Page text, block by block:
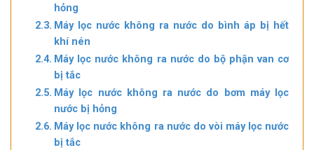
hỏng
Máy lọc nước không ra nước do bình áp bị hết
khí nén
Máy lọc nước không ra nước do bộ phận van cơ
bị tắc
Máy lọc nước không ra nước do bơm máy lọc
nước bị hỏng
Máy lọc nước không ra nước do vòi máy lọc nước
bị tắc